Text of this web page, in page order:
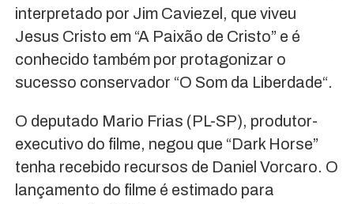
interpretado por Jim Caviezel, que viveu
Jesus Cristo em “A Paixão de Cristo” e é
conhecido também por protagonizar o
sucesso conservador “O Som da Liberdade“.
O deputado Mario Frias (PL-SP), produtor-
executivo do filme, negou que “Dark Horse”
tenha recebido recursos de Daniel Vorcaro. O
lançamento do filme é estimado para